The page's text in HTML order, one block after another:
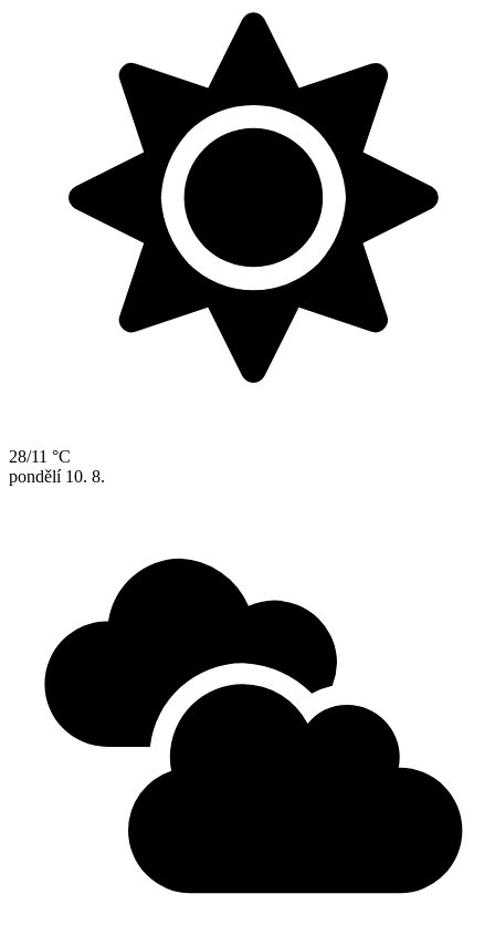
28/11 °C
pondělí 10. 8.